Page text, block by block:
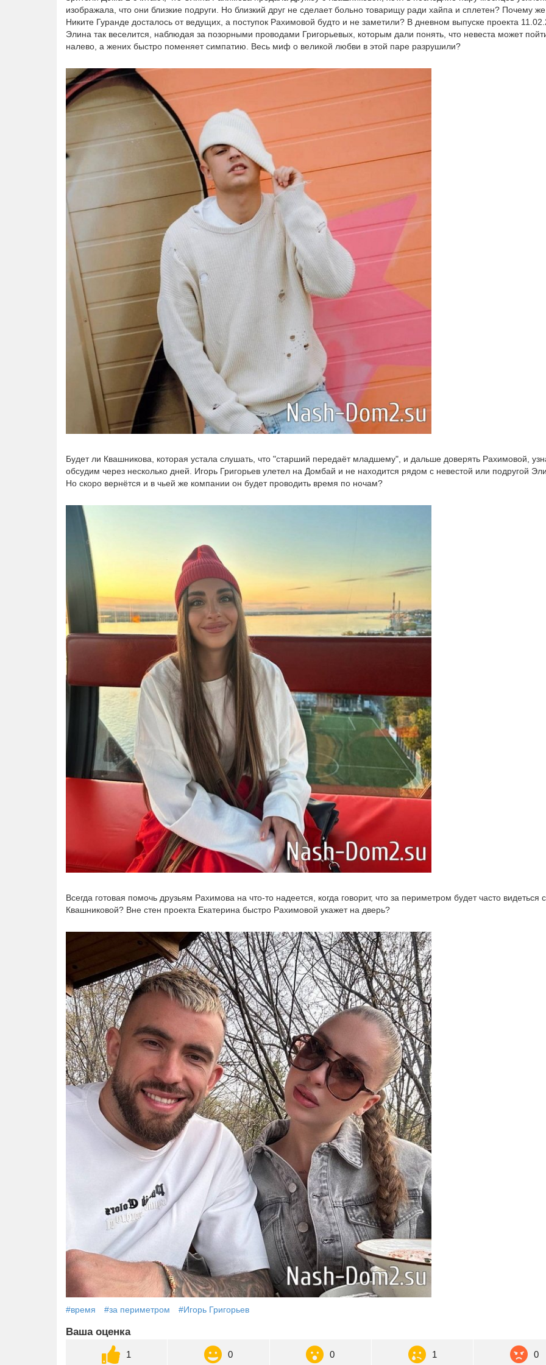
изображала, что они близкие подруги. Но близкий друг не сделает больно товарищу ради хайпа и сплетен? Почему же
Никите Гуранде досталось от ведущих, а поступок Рахимовой будто и не заметили? В дневном выпуске проекта
Элина так веселится, наблюдая за позорными проводами Григорьевых, которым дали понять, что невеста может
налево, а жених быстро поменяет симпатию. Весь миф о великой любви в этой паре разрушили?
Будет ли Квашникова, которая устала слушать, что "старший передаёт младшему", и дальше доверять Рахимовой,
обсудим через несколько дней. Игорь Григорьев улетел на Домбай и не находится рядом с невестой или подругой
Но скоро вернётся и в чьей же компании он будет проводить время по ночам?
Всегда готовая помочь друзьям Рахимова на что-то надеется, когда говорит, что за периметром будет часто видеться с
Квашниковой? Вне стен проекта Екатерина быстро Рахимовой укажет на дверь?
#время #за периметром #Игорь Григорьев
Ваша оценка
1 0 0 1 0